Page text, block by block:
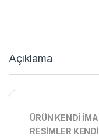
Açıklama
ÜRÜN KENDİ
RESİMLER